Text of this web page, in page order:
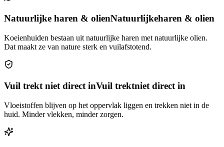
Natuurlijke haren & olienNatuurlijkeharen & olien
Koeienhuiden bestaan uit natuurlijke haren met natuurlijke olien.
Dat maakt ze van nature sterk en vuilafstotend.
Vuil trekt niet direct inVuil trektniet direct in
Vloeistoffen blijven op het oppervlak liggen en trekken niet in de
huid. Minder vlekken, minder zorgen.